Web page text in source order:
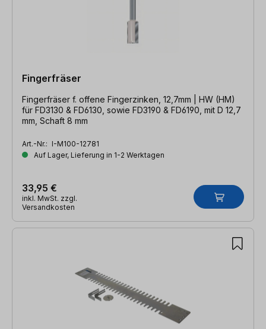
Fingerfräser
Fingerfräser f. offene Fingerzinken, 12,7mm | HW (HM)
für FD3130 & FD6130, sowie FD3190 & FD6190, mit D 12,7
mm, Schaft 8 mm
Art.-Nr.: I-M100-12781
Auf Lager, Lieferung in 1-2 Werktagen
33,95 €
inkl. MwSt. zzgl.
Versandkosten